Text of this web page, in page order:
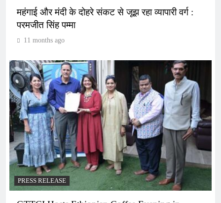
महंगाई और मंदी के दोहरे संकट से जूझ रहा व्यापारी वर्ग :
परमजीत सिंह पम्मा
11 months ago
PRESS RELEASE